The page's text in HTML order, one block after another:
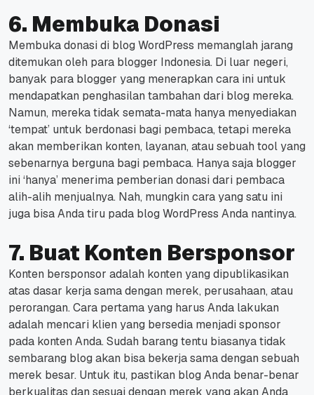
6. Membuka Donasi
Membuka donasi di blog WordPress memanglah jarang
ditemukan oleh para blogger Indonesia. Di luar negeri,
banyak para blogger yang menerapkan cara ini untuk
mendapatkan penghasilan tambahan dari blog mereka.
Namun, mereka tidak semata-mata hanya menyediakan
‘tempat’ untuk berdonasi bagi pembaca, tetapi mereka
akan memberikan konten, layanan, atau sebuah tool yang
sebenarnya berguna bagi pembaca. Hanya saja blogger
ini ‘hanya’ menerima pemberian donasi dari pembaca
alih-alih menjualnya. Nah, mungkin cara yang satu ini
juga bisa Anda tiru pada blog WordPress Anda nantinya.
7. Buat Konten Bersponsor
Konten bersponsor adalah konten yang dipublikasikan
atas dasar kerja sama dengan merek, perusahaan, atau
perorangan. Cara pertama yang harus Anda lakukan
adalah mencari klien yang bersedia menjadi sponsor
pada konten Anda. Sudah barang tentu biasanya tidak
sembarang blog akan bisa bekerja sama dengan sebuah
merek besar. Untuk itu, pastikan blog Anda benar-benar
berkualitas dan sesuai dengan merek yang akan Anda